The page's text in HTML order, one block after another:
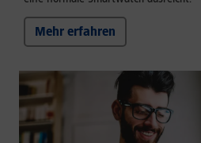
Mehr erfahren